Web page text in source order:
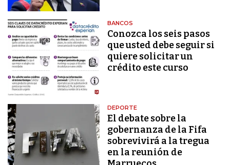
BANCOS
Conozca los seis pasos
que usted debe seguir si
quiere solicitar un
crédito este curso
DEPORTE
El debate sobre la
gobernanza de la Fifa
sobrevivirá a la tregua
en la reunión de